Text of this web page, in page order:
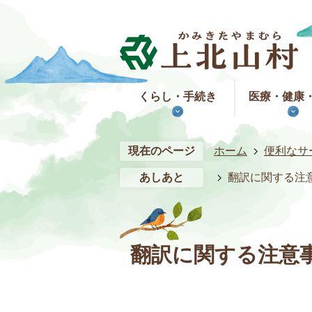
くらし・手続き 医療・健康
現在のページ ホーム 便利なサ
あしあと 翻訳に関する注
翻訳に関する注意